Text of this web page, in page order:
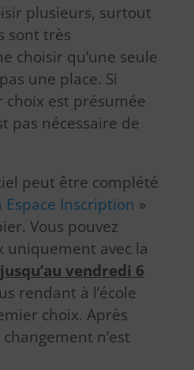
plusieurs, surtout
sont très
choisir qu’une seule
une place. Si
choix est présumée
pas nécessaire de
peut être complété
Espace Inscription »
Vous pouvez
uniquement avec la
jusqu’au vendredi 6
rendant à l’école
choix. Après
n’est